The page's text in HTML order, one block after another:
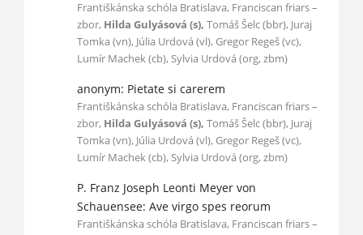
Františkánska schóla Bratislava, Franciscan friars –
zbor, Hilda Gulyásová (s), Tomáš Šelc (bbr), Juraj
Tomka (vn), Júlia Urdová (vl), Gregor Regeš (vc),
Lumír Machek (cb), Sylvia Urdová (org, zbm)
anonym: Pietate si carerem
Františkánska schóla Bratislava, Franciscan friars –
zbor, Hilda Gulyásová (s), Tomáš Šelc (bbr), Juraj
Tomka (vn), Júlia Urdová (vl), Gregor Regeš (vc),
Lumír Machek (cb), Sylvia Urdová (org, zbm)
P. Franz Joseph Leonti Meyer von
Schauensee: Ave virgo spes reorum
Františkánska schóla Bratislava, Franciscan friars –